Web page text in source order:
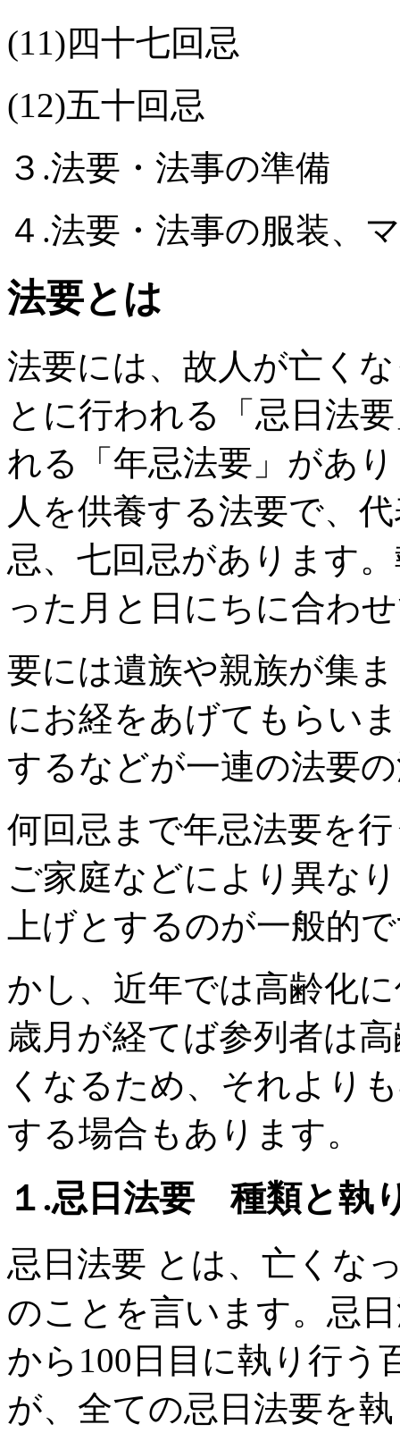
(11)四十七回忌
(12)五十回忌
３.法要・法事の準備
４.法要・法事の服装、
法要とは
法要には、故人が亡く
とに行われる「忌日法
れる「年忌法要」があ
人を供養する法要で、
忌、七回忌があります
った月と日にちに合わ
要には遺族や親族が集
にお経をあげてもらい
するなどが一連の法要
何回忌まで年忌法要を
ご家庭などにより異な
上げとするのが一般的
かし、近年では高齢化
歳月が経てば参列者は
くなるため、それより
する場合もあります。
１.忌日法要 種類と執
忌日法要 とは、亡くな
のことを言います。忌
から100日目に執り行う
が、全ての忌日法要を